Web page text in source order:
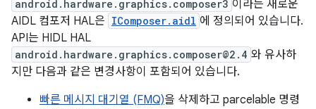
android.hardware.graphics.composer3 이라는 새로운
AIDL 컴포저 HAL은 IComposer.aidl 에 정의되어 있습니다.
API는 HIDL HAL
android.hardware.graphics.composer@2.4 와 유사하
지만 다음과 같은 변경사항이 포함되어 있습니다.
빠른 메시지 대기열 (FMQ)을 삭제하고 parcelable 명령